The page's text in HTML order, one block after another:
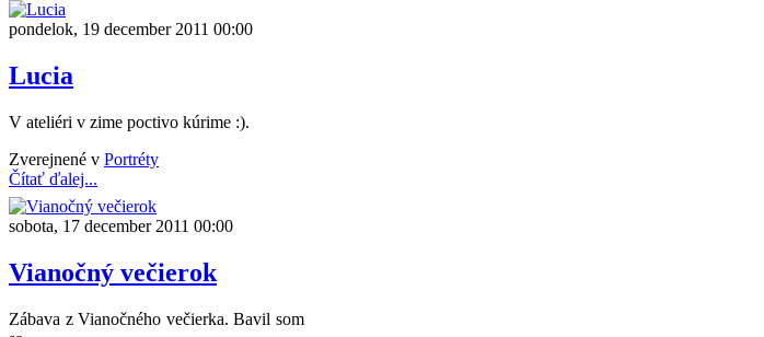
pondelok, 19 december 2011 00:00
Lucia
V ateliéri v zime poctivo kúrime :).
Zverejnené v Portréty
Čítať ďalej...
sobota, 17 december 2011 00:00
Vianočný večierok
Zábava z Vianočného večierka. Bavil som